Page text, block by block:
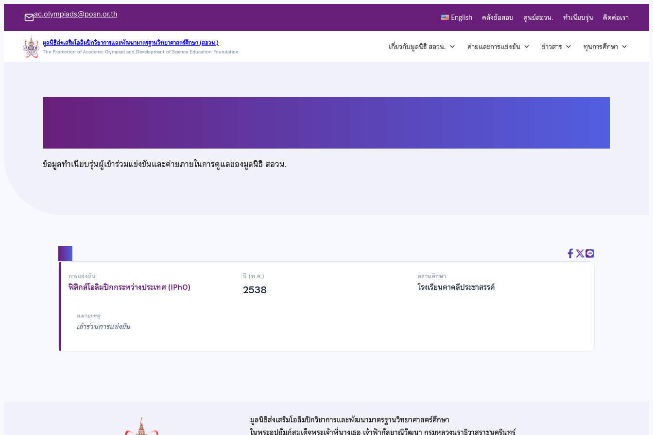
เนื้อหา
ac.olympiads@posn.or.th English คลังข้อสอบ ศูนย์สอวน. ทำเนียบรุ่น ติดต่อเรา
มูลนิธิส่งเสริมโอลิมปิกวิชาการและพัฒนามาตรฐานวิทยาศาสตร์ศึกษา (สอวน.)
The Promotion of Academic Olympiad and Development of Science Education Foundation เกี่ยวกับมูลนิธิ สอวน. ค่ายและการแข่งขัน ข่าวสาร ทุนการศึกษา
ข้อมูลทำเนียบรุ่นผู้เข้าร่วมแข่งขันและค่ายภายในการดูแลของมูลนิธิ สอวน.
การแข่งขัน
ฟิสิกส์โอลิมปิกกระหว่างประเทศ (IPhO)
ปี (พ.ศ.)
2538
สถานศึกษา
โรงเรียนตาคลีประชาสรรค์
หมายเหตุ
เข้าร่วมการแข่งขัน
มูลนิธิส่งเสริมโอลิมปิกวิชาการและพัฒนามาตรฐานวิทยาศาสตร์ศึกษา
ในพระอุปถัมภ์สมเด็จพระเจ้าพี่นางเธอ เจ้าฟ้ากัลยาณิวัฒนา กรมหลวงนราธิวาสราชนครินทร์